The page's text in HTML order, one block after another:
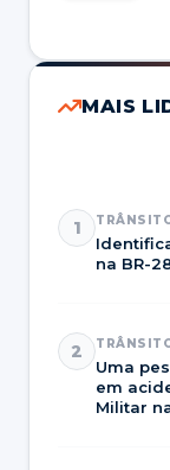
MAIS
1
na BR-
2
Uma
em
Militar